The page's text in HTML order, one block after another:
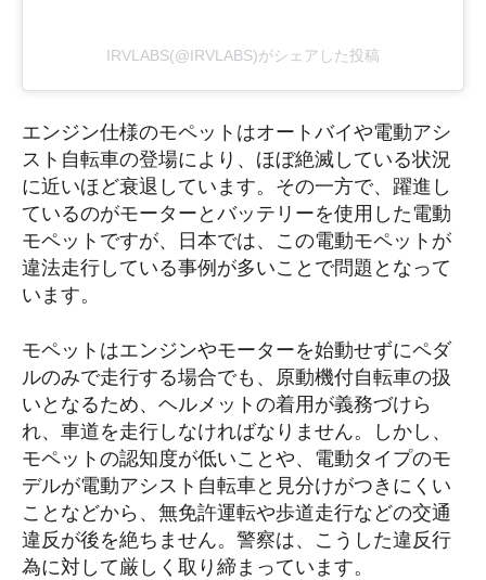
IRVLABS(@IRVLABS)がシェアした投稿
エンジン仕様のモペットはオートバイや電動アシ
スト自転車の登場により、ほぼ絶滅している状況
に近いほど衰退しています。その一方で、躍進し
ているのがモーターとバッテリーを使用した電動
モペットですが、日本では、この電動モペットが
違法走行している事例が多いことで問題となって
います。
モペットはエンジンやモーターを始動せずにペダ
ルのみで走行する場合でも、原動機付自転車の扱
いとなるため、ヘルメットの着用が義務づけら
れ、車道を走行しなければなりません。しかし、
モペットの認知度が低いことや、電動タイプのモ
デルが電動アシスト自転車と見分けがつきにくい
ことなどから、無免許運転や歩道走行などの交通
違反が後を絶ちません。警察は、こうした違反行
為に対して厳しく取り締まっています。